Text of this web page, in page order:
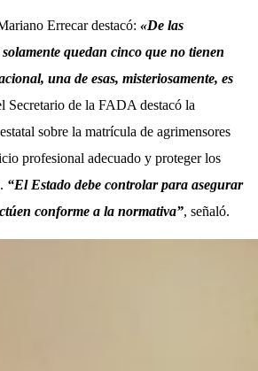
Errecar destacó: «De las
quedan cinco que no tienen
una de esas, misteriosamente, es
Secretario de la FADA destacó la
sobre la matrícula de agrimensores
profesional adecuado y proteger los
“El Estado debe controlar para asegurar
conforme a la normativa”, señaló.